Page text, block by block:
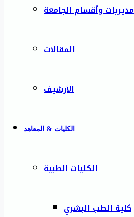
مديريات وأقسام الجامعة
المقالات
الأرشيف
الكليات & المعاهد
الكليات الطبية
كلية الطب البشري